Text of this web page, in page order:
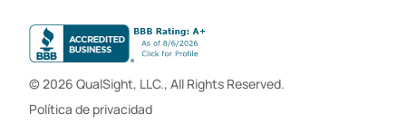
© 2026 QualSight, LLC., All Rights Reserved.
Política de privacidad